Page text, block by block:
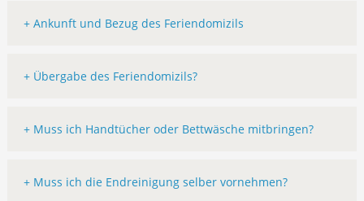
+ Ankunft und Bezug des Feriendomizils
+ Übergabe des Feriendomizils?
+ Muss ich Handtücher oder Bettwäsche mitbringen?
+ Muss ich die Endreinigung selber vornehmen?